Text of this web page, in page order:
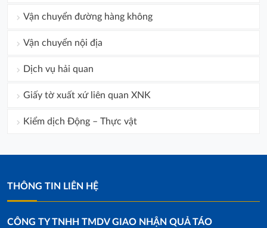
Vận chuyển đường hàng không
Vận chuyển nội địa
Dịch vụ hải quan
Giấy tờ xuất xứ liên quan XNK
Kiểm dịch Động – Thực vật
THÔNG TIN LIÊN HỆ
CÔNG TY TNHH TMDV GIAO NHẬN QUẢ TÁO